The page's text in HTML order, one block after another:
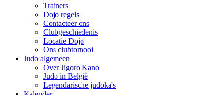
Trainers
Dojo regels
Contacteer ons
Clubgeschiedenis
Locatie Dojo
Ons clubtornooi
Judo algemeen
Over Jigoro Kano
Judo in België
Legendarische judoka's